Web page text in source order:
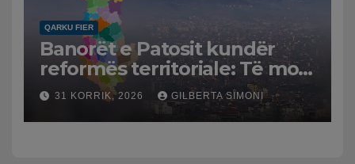
QARKU FIER
Banorët e Patosit kundër
reformës territoriale: Të mos
humbasim identitetin e
qytetit
31 KORRIK, 2026 GILBERTA SIMONI